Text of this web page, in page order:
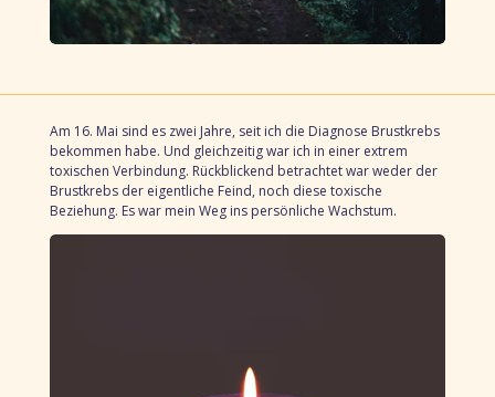
Am 16. Mai sind es zwei Jahre, seit ich die Diagnose Brustkrebs
bekommen habe. Und gleichzeitig war ich in einer extrem
toxischen Verbindung. Rückblickend betrachtetwar weder der
Brustkrebs der eigentliche Feind, noch diese toxische
Beziehung. Es war mein Weg ins persönliche Wachstum.